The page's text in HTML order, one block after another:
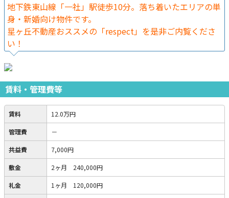
地下鉄東山線「一社」駅徒歩10分。落ち着いたエリアの単
身・新婚向け物件です。
星ヶ丘不動産おススメの「respect」を是非ご内覧くださ
い！
賃料・管理費等
賃料 12.0万円
管理費 －
共益費 7,000円
敷金 2ヶ月 240,000円
礼金 1ヶ月 120,000円